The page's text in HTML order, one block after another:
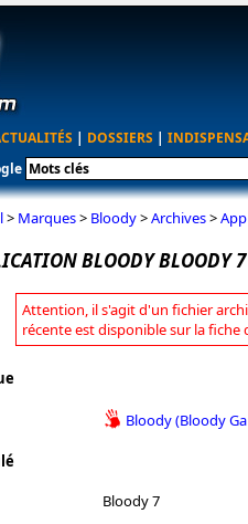
| DOSSIERS |
> Marques> Bloody>Archives>
BLOODY BLOODY
Attention, il s'agit d'un fichier
récente est disponible sur la fiche
Bloody (Bloody
Bloody 7